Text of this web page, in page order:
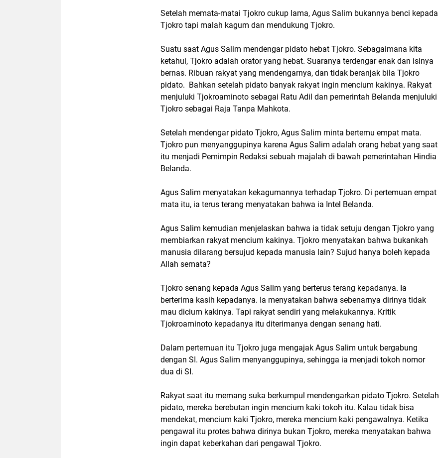
Setelah memata-matai Tjokro cukup lama, Agus Salim bukannya benci kepada
Tjokro tapi malah kagum dan mendukung Tjokro.
Suatu saat Agus Salim mendengar pidato hebat Tjokro. Sebagaimana kita
ketahui, Tjokro adalah orator yang hebat. Suaranya terdengar enak dan isinya
bernas. Ribuan rakyat yang mendengarnya, dan tidak beranjak bila Tjokro
pidato. Bahkan setelah pidato banyak rakyat ingin mencium kakinya. Rakyat
menjuluki Tjokroaminoto sebagai Ratu Adil dan pemerintah Belanda menjuluki
Tjokro sebagai Raja Tanpa Mahkota.
Setelah mendengar pidato Tjokro, Agus Salim minta bertemu empat mata.
Tjokro pun menyanggupinya karena Agus Salim adalah orang hebat yang saat
itu menjadi Pemimpin Redaksi sebuah majalah di bawah pemerintahan Hindia
Belanda.
Agus Salim menyatakan kekagumannya terhadap Tjokro. Di pertemuan empat
mata itu, ia terus terang menyatakan bahwa ia Intel Belanda.
Agus Salim kemudian menjelaskan bahwa ia tidak setuju dengan Tjokro yang
membiarkan rakyat mencium kakinya. Tjokro menyatakan bahwa bukankah
manusia dilarang bersujud kepada manusia lain? Sujud hanya boleh kepada
Allah semata?
Tjokro senang kepada Agus Salim yang berterus terang kepadanya. Ia
berterima kasih kepadanya. Ia menyatakan bahwa sebenarnya dirinya tidak
mau dicium kakinya. Tapi rakyat sendiri yang melakukannya. Kritik
Tjokroaminoto kepadanya itu diterimanya dengan senang hati.
Dalam pertemuan itu Tjokro juga mengajak Agus Salim untuk bergabung
dengan SI. Agus Salim menyanggupinya, sehingga ia menjadi tokoh nomor
dua di SI.
Rakyat saat itu memang suka berkumpul mendengarkan pidato Tjokro. Setelah
pidato, mereka berebutan ingin mencium kaki tokoh itu. Kalau tidak bisa
mendekat, mencium kaki Tjokro, mereka mencium kaki pengawalnya. Ketika
pengawal itu protes bahwa dirinya bukan Tjokro, mereka menyatakan bahwa
ingin dapat keberkahan dari pengawal Tjokro.